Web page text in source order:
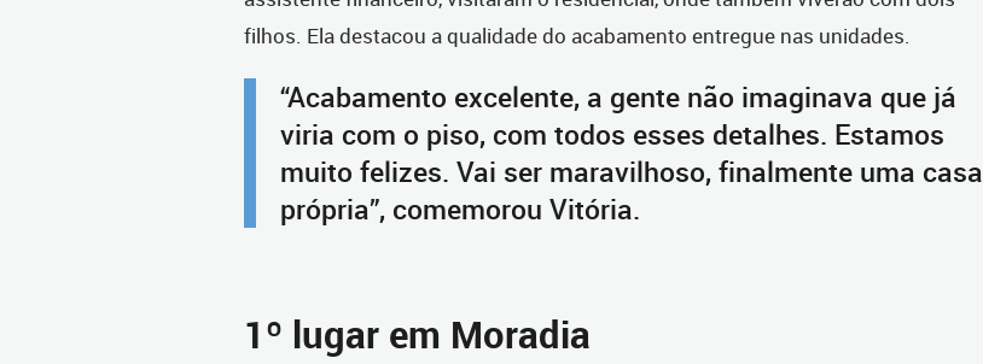
filhos. Ela destacou a qualidade do acabamento entregue nas unidades.
“Acabamento excelente, a gente não imaginava que já
viria com o piso, com todos esses detalhes. Estamos
muito felizes. Vai ser maravilhoso, finalmente uma casa
própria”, comemorou Vitória.
1º lugar em Moradia